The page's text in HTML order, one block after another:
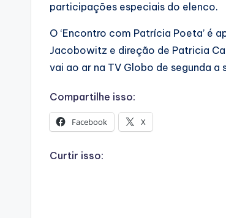
participações especiais do elenco.
O ‘Encontro com Patrícia Poeta’ é
Jacobowitz e direção de Patricia
vai ao ar na TV Globo de segunda a
Compartilhe isso:
Facebook X
Curtir isso: